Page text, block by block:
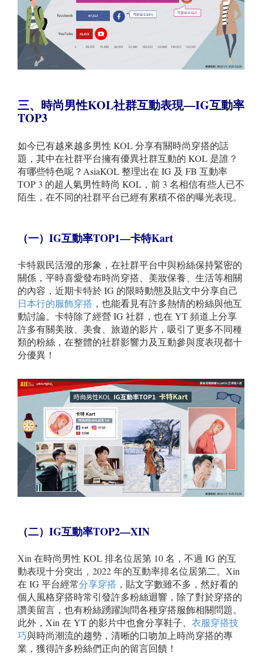
三、時尚男性KOL社群互動表現—IG互動率
TOP3
如今已有越來越多男性 KOL 分享有關時尚穿搭的話
題，其中在社群平台擁有優異社群互動的 KOL 是誰？
有哪些特色呢？AsiaKOL 整理出在 IG 及 FB 互動率
TOP 3 的超人氣男性時尚 KOL，前 3 名相信有些人已不
陌生，在不同的社群平台已經有累積不俗的曝光表現。
（一）IG互動率TOP1—卡特Kart
卡特親民活潑的形象，在社群平台中與粉絲保持緊密的
關係，平時喜愛發布時尚穿搭、美妝保養、生活等相關
的內容，近期卡特於 IG 的限時動態及貼文中分享自己
日本行的服飾穿搭 ，也能看見有許多熱情的粉絲與他互
動討論。 卡特除了經營 IG 社群，也在 YT 頻道上分享
許多有關美妝、美食、旅遊的影片，吸引了更多不同種
類的粉絲，在整體的社群影響力及互動參與度表現都十
分優異！
（二）IG互動率TOP2—XIN
Xin 在時尚男性 KOL 排名位居第 10 名，不過 IG 的互
動表現十分突出，2022 年的互動率排名位居第二。Xin
在 IG 平台經常分享穿搭 ，貼文字數雖不多，然好看的
個人風格穿搭時常引發許多粉絲迴響，除了對於穿搭的
讚美留言，也有粉絲踴躍詢問各種穿搭服飾相關問題。
此外，Xin 在 YT 的影片中也會分享鞋子、 衣服穿搭技
巧與時尚潮流的趨勢，清晰的口吻加上時尚穿搭的專
業，獲得許多粉絲們正向的留言回饋！